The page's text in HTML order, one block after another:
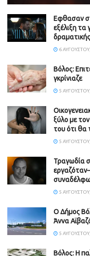
Εφθασαν
εξέλιξη τα
6
Βόλος:
γκρίνιαζε
5
ξύλο με
του ότι θα
5
Τραγωδία
5
Ο Δήμος
Άννα
5
Βόλος: Η